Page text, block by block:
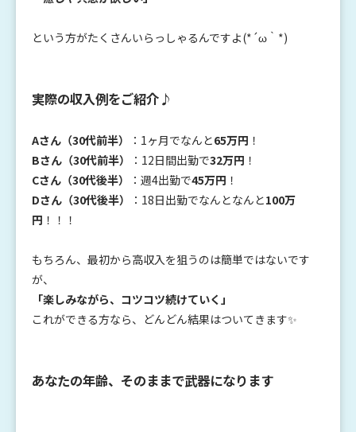
という方がたくさんいらっしゃるんですよ(*´ω｀*)
実際の収入例をご紹介♪
Aさん（30代前半） ：1ヶ月でなんと65万円 ！
Bさん（30代前半）
：12日間出勤で32万円 ！
Cさん（30代後半）
：週4出勤で45万円 ！
Dさん（30代後半）
：18日出勤でなんとなんと100万
円 ！！！
もちろん、最初から高収入を狙うのは簡単ではないです
が、
「楽しみながら、コツコツ続けていく」
これができる方なら、どんどん結果はついてきます✨
あなたの年齢、そのままで武器になります